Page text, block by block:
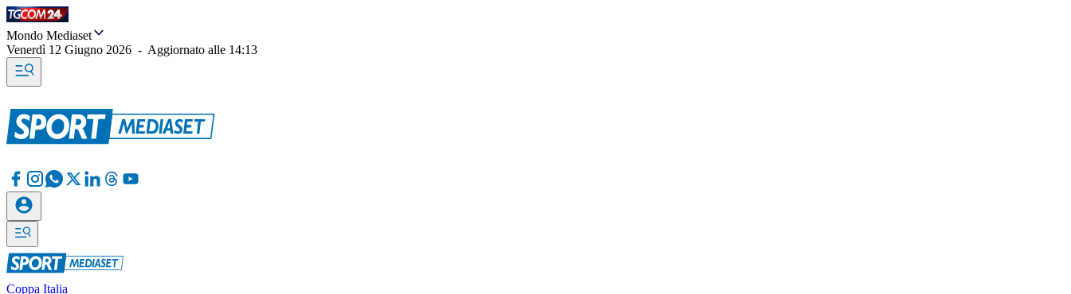
Mondo Mediaset
Venerdì 12 Giugno 2026 - Aggiornato alle 14:13
Coppa Italia